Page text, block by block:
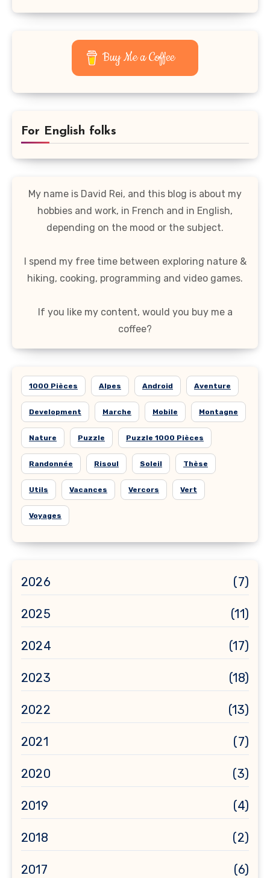
Buy Me a Coffee
For English folks
My name is David Rei, and this blog is about my
hobbies and work, in French and in English,
depending on the mood or the subject.
I spend my free time between exploring nature &
hiking, cooking, programming and video games.
If you like my content, would you buy me a
coffee?
1000 Pièces Alpes Android Aventure
Development Marche Mobile Montagne
Nature Puzzle Puzzle 1000 Pièces
Randonnée Risoul Soleil Thèse
Utils Vacances Vercors Vert
Voyages
2026 (7)
2025 (11)
2024 (17)
2023 (18)
2022 (13)
2021 (7)
2020 (3)
2019 (4)
2018 (2)
2017 (6)